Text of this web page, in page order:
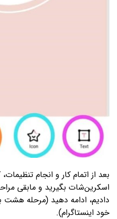
بعد از اتمام کار و انجام
اسکرین­‌شات بگیرید و مابقی
دادیم، ادامه دهید (مرحله هشت
خود اینستاگرام).